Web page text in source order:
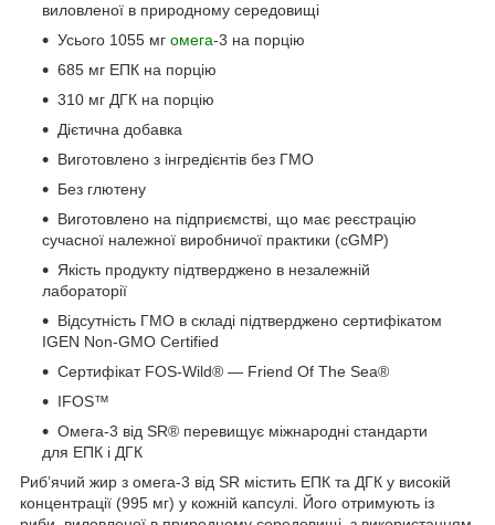
виловленої в природному середовищі
Усього 1055 мг омега-3 на порцію
685 мг ЕПК на порцію
310 мг ДГК на порцію
Дієтична добавка
Виготовлено з інгредієнтів без ГМО
Без глютену
Виготовлено на підприємстві, що має реєстрацію
сучасної належної виробничої практики (cGMP)
Якість продукту підтверджено в незалежній
лабораторії
Відсутність ГМО в складі підтверджено сертифікатом
IGEN Non-GMO Certified
Сертифікат FOS-Wild® — Friend Of The Sea®
IFOS™
Омега-3 від SR® перевищує міжнародні стандарти
для ЕПК і ДГК
Риб’ячий жир з омега-3 від SR містить ЕПК та ДГК у високій
концентрації (995 мг) у кожній капсулі. Його отримують із